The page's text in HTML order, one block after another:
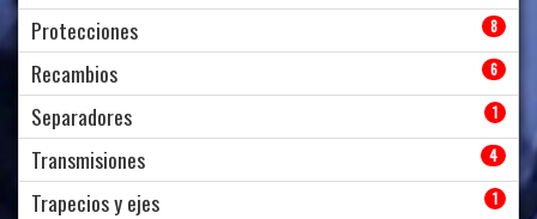
Protecciones 8
Recambios 6
Separadores 1
Transmisiones 4
Trapecios y ejes 1